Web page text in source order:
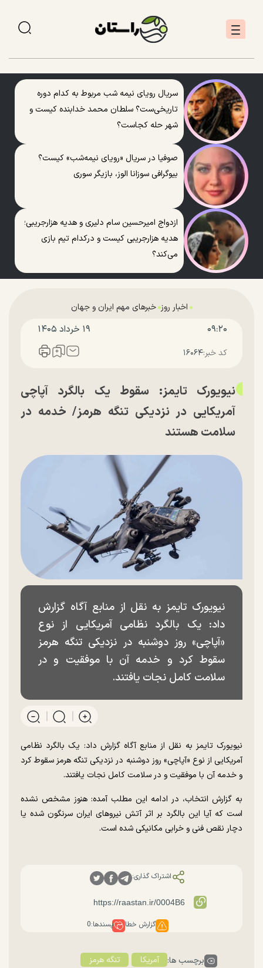
سریال رویای نیمه شب مربوط به کدام دوره
تاریخی‌ست؟ سلطان محمد خدابنده کیست و
شهر حله کجاست؟
صوفیا در سریال «رویای نیمه‌شب» کیست؟
بیوگرافی سوزانا الوز، بازیگر سوری
ازدواج امیرحسین سام دلیری و هدیه هزارجریبی؛
هدیه هزارجریبی کیست و درکدام تیم بازی
می‌کند؟
اخبار روز خبرهای مهم ایران و جهان
۰۹:۲۰ ۱۹ خرداد ۱۴۰۵
کد خبر:۱۶۰۶۴
نیویورک تایمز: سقوط یک بالگرد آپاچی
آمریکایی در نزدیکی تنگه هرمز/ خدمه در
سلامت هستند
نیویورک تایمز به نقل از منابع آگاه گزارش
داد: یک بالگرد نظامی آمریکایی از نوع
«آپاچی» روز دوشنبه در نزدیکی تنگه هرمز
سقوط کرد و خدمه آن با موفقیت و در
سلامت کامل نجات یافتند.
نیویورک تایمز به نقل از منابع آگاه گزارش داد: یک بالگرد نظامی
آمریکایی از نوع «آپاچی» روز دوشنبه در نزدیکی تنگه هرمز سقوط کرد
و خدمه آن با موفقیت و در سلامت کامل نجات یافتند.
به گزارش انتخاب، در ادامه این مطلب آمده: هنوز مشخص نشده
است که آیا این بالگرد بر اثر آتش نیرو‌های ایران سرنگون شده یا
دچار نقص فنی و خرابی مکانیکی شده است.
اشتراک گذاری:
گزارش خطا پسندها:0
برچسب ها: آمریکا تنگه هرمز